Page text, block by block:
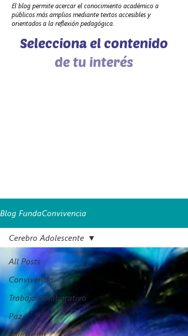
El blog permite acercar el conocimiento académico a
públicos más amplios mediante textos accesibles y
orientados a la reflexión pedagógica.
Selecciona el contenido
de tu interés
Blog FundaConvivencia
All Posts
Convivencia
Trabajo Colaborativo
Paz
Educación
Cerebro Adolescente